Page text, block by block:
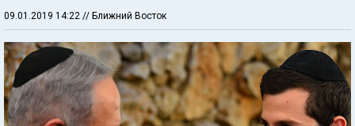
09.01.2019 14:22 // Ближний Восток